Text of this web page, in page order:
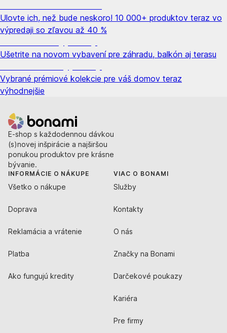
Ulovte ich, než bude neskoro! 10 000+ produktov teraz vo
výpredaji so zľavou až 40 %
Ušetrite na novom vybavení pre záhradu, balkón aj terasu
Vybrané prémiové kolekcie pre váš domov teraz
výhodnejšie
E-shop s každodennou dávkou
(s)novej inšpirácie a najširšou
ponukou produktov pre krásne
bývanie.
INFORMÁCIE O NÁKUPE
Všetko o nákupe
Doprava
Reklamácia a vrátenie
Platba
Ako fungujú kredity
VIAC O BONAMI
Služby
Kontakty
O nás
Značky na Bonami
Darčekové poukazy
Kariéra
Pre firmy